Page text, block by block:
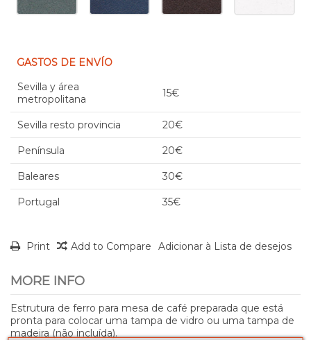
GASTOS DE ENVÍO
Sevilla y área
metropolitana
15€
Sevilla resto provincia 20€
Península 20€
Baleares 30€
Portugal 35€
Print Add to Compare Adicionar à Lista de desejos
MORE INFO
Estrutura de ferro para mesa de café preparada que está
pronta para colocar uma tampa de vidro ou uma tampa de
madeira (não incluída).